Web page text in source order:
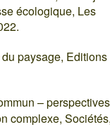
écologique, Les
paysage, Editions
– perspectives
complexe,